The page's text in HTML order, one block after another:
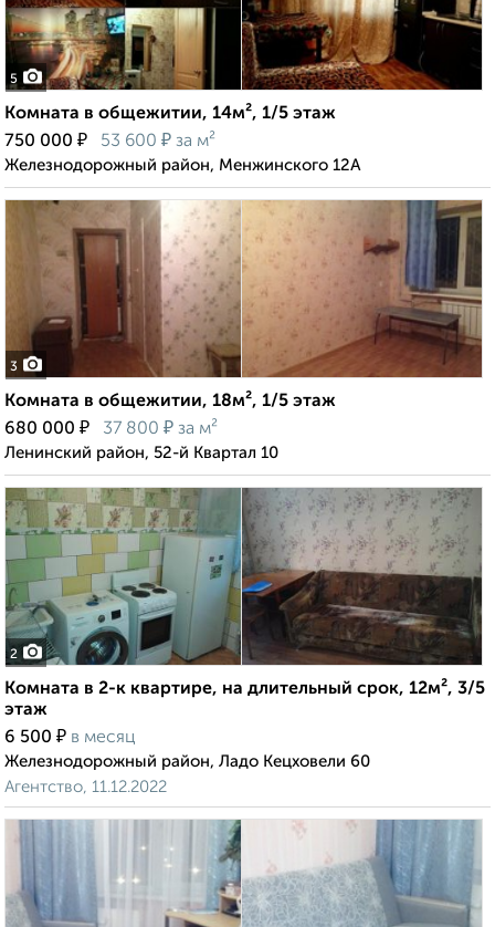
5
Комната в общежитии, 14м², 1/5 этаж
750 000 ₽ 53 600 ₽ за м²
Железнодорожный район, Менжинского 12А
3
Комната в общежитии, 18м², 1/5 этаж
680 000 ₽ 37 800 ₽ за м²
Ленинский район, 52-й Квартал 10
2
Комната в 2-к квартире, на длительный срок, 12м², 3/5
этаж
6 500 ₽ в месяц
Железнодорожный район, Ладо Кецховели 60
Агентство, 11.12.2022